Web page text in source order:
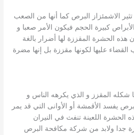
الاشمئزاز البرص كما أنها من الصعب
كبيرة الحجم فيكون الأمر صعبا و
هذه الحشرة المقززة لها أضرار بالغة
عليها لكونها مقززة بل إنها مضرة
شكله المقزز و الذي يكرهه الناس و
يفسد الأقمشة أو الأوانى التي قد يمر
الحشرة اللعينة تنفث في النيران
جدا ولابد من شركة مكافحة البرص